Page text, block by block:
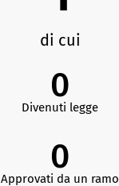
di cui
0
Divenuti legge
0
Approvati da un ramo